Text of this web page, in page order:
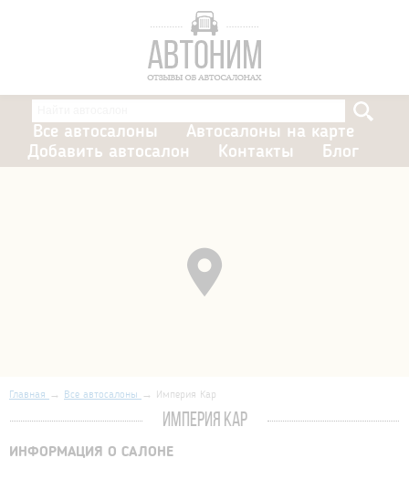
Все автосалоны
Автосалоны на карте
Добавить автосалон
Контакты Блог
Главная Все автосалоны Империя Кар
ИМПЕРИЯ КАР
ИНФОРМАЦИЯ О САЛОНЕ